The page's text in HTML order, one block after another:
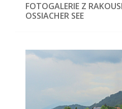
FOTOGALERIE Z
OSSIACHER SEE